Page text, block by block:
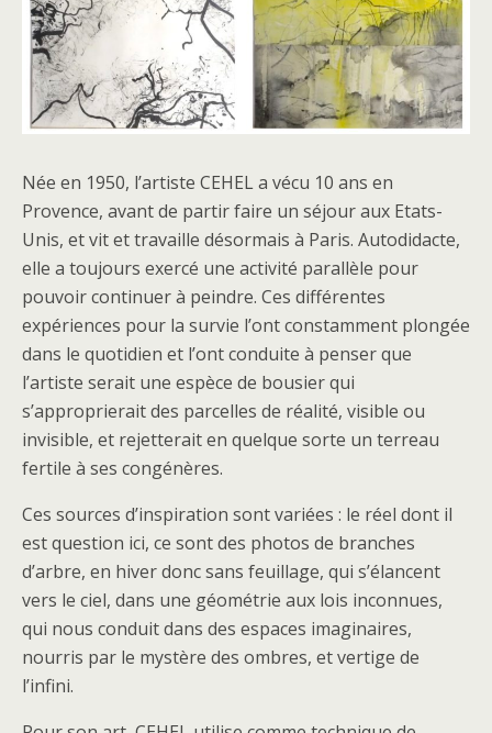
Née en 1950, l’artiste CEHEL a vécu 10 ans en
Provence, avant de partir faire un séjour aux Etats-
Unis, et vit et travaille désormais à Paris. Autodidacte,
elle a toujours exercé une activité parallèle pour
pouvoir continuer à peindre. Ces différentes
expériences pour la survie l’ont constamment plongée
dans le quotidien et l’ont conduite à penser que
l’artiste serait une espèce de bousier qui
s’approprierait des parcelles de réalité, visible ou
invisible, et rejetterait en quelque sorte un terreau
fertile à ses congénères.
Ces sources d’inspiration sont variées : le réel dont il
est question ici, ce sont des photos de branches
d’arbre, en hiver donc sans feuillage, qui s’élancent
vers le ciel, dans une géométrie aux lois inconnues,
qui nous conduit dans des espaces imaginaires,
nourris par le mystère des ombres, et vertige de
l’infini.